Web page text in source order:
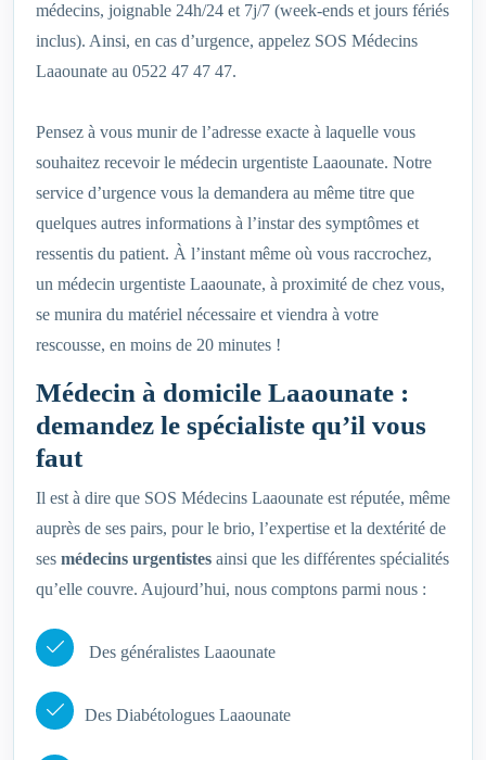
médecins, joignable 24h/24 et 7j/7 (week-ends et jours fériés
inclus). Ainsi, en cas d’urgence, appelez SOS Médecins
Laaounate au 0522 47 47 47.
Pensez à vous munir de l’adresse exacte à laquelle vous
souhaitez recevoir le médecin urgentiste Laaounate. Notre
service d’urgence vous la demandera au même titre que
quelques autres informations à l’instar des symptômes et
ressentis du patient. À l’instant même où vous raccrochez,
un médecin urgentiste Laaounate, à proximité de chez vous,
se munira du matériel nécessaire et viendra à votre
rescousse, en moins de 20 minutes !
Médecin à domicile Laaounate :
demandez le spécialiste qu’il vous
faut
Il est à dire que SOS Médecins Laaounate est réputée, même
auprès de ses pairs, pour le brio, l’expertise et la dextérité de
ses médecins urgentistes ainsi que les différentes spécialités
qu’elle couvre. Aujourd’hui, nous comptons parmi nous :
Des généralistes Laaounate
Des Diabétologues Laaounate